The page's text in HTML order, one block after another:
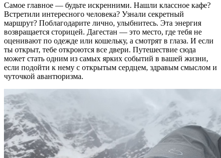
Самое главное — будьте искренними. Нашли классное кафе?
Встретили интересного человека? Узнали секретный
маршрут? Поблагодарите лично, улыбнитесь. Эта энергия
возвращается сторицей. Дагестан — это место, где тебя не
оценивают по одежде или кошельку, а смотрят в глаза. И если
ты открыт, тебе откроются все двери. Путешествие сюда
может стать одним из самых ярких событий в вашей жизни,
если подойти к нему с открытым сердцем, здравым смыслом и
чуточкой авантюризма.